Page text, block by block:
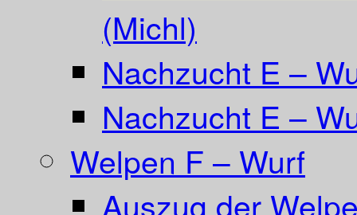
(Michl)
Nachzucht E –
Nachzucht E –
Welpen F – Wurf
Auszug der